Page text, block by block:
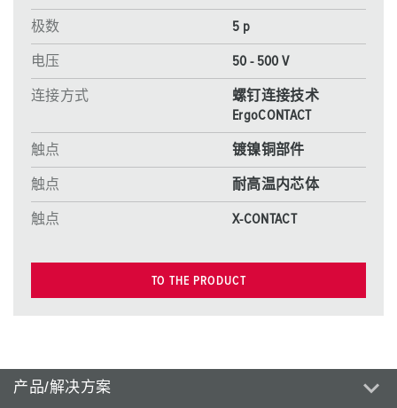
极数 5 p
电压 50 - 500 V
连接方式
螺钉连接技术
ErgoCONTACT
触点 镀镍铜部件
触点 耐高温内芯体
触点 X-CONTACT
TO THE PRODUCT
产品/解决方案